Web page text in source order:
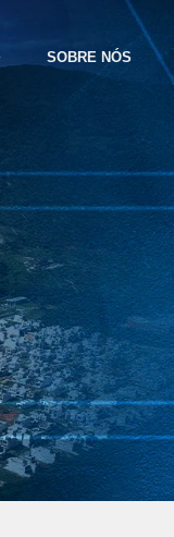
SOBRE NÓS